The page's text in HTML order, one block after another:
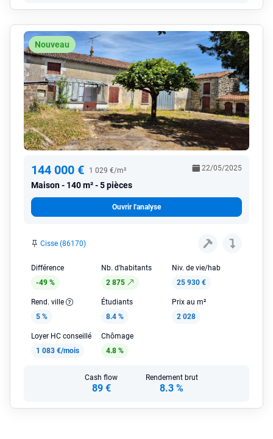
Nouveau
144 000 € 1 029 €/m²
Maison 140 m² - 5 pièces
22/05/2025
Ouvrir l'analyse
Cisse (86170)
Différence
-49 %
Nb. d'habitants
2 875
Niv. de vie/hab
25 930 €
Rend. ville
5 %
Étudiants
8.4 %
Prix au m²
2 028
Loyer HC conseillé
1 083 €/mois
Chômage
4.8 %
Cash flow
89 €
Rendement brut
8.3 %